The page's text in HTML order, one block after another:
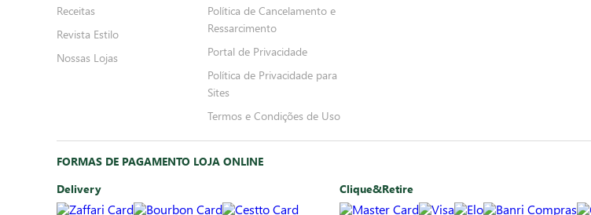
Receitas
Revista Estilo
Nossas Lojas
Política de Cancelamento e
Ressarcimento
Portal de Privacidade
Política de Privacidade para
Sites
Termos e Condições de Uso
FORMAS DE PAGAMENTO LOJA ONLINE
Delivery
Clique&Retire